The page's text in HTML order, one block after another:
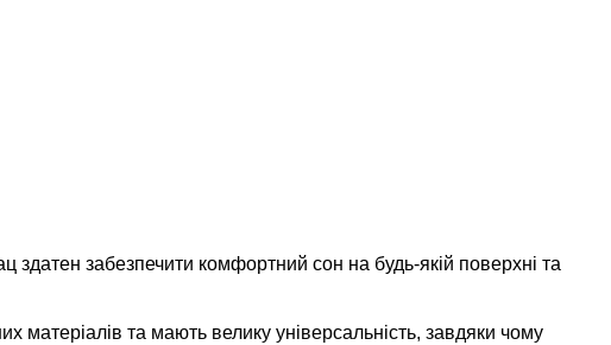
забезпечити комфортний сон на будь-якій поверхні та
матеріалів та мають велику універсальність, завдяки чому